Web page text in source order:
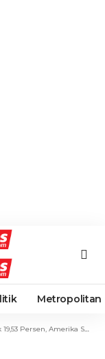
Metropolitan
Serikat-Jepang Pasar Utama